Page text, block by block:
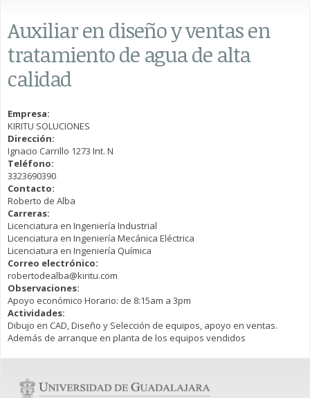
Auxiliar en diseño y ventas en
tratamiento de agua de alta
calidad
Empresa:
KIRITU SOLUCIONES
Dirección:
Ignacio Carrillo 1273 Int. N
Teléfono:
3323690390
Contacto:
Roberto de Alba
Carreras:
Licenciatura en Ingeniería Industrial
Licenciatura en Ingeniería Mecánica Eléctrica
Licenciatura en Ingeniería Química
Correo electrónico:
robertodealba@kiritu.com
Observaciones:
Apoyo económico Horario: de 8:15am a 3pm
Actividades:
Dibujo en CAD, Diseño y Selección de equipos, apoyo en ventas.
Además de arranque en planta de los equipos vendidos